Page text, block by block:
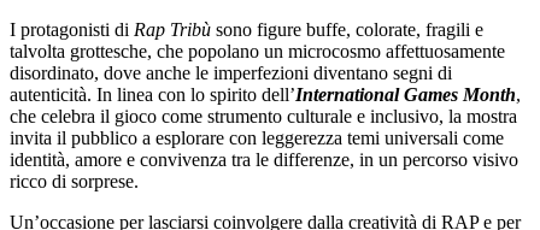
I protagonisti di Rap Tribù sono figure buffe, colorate, fragili e
talvolta grottesche, che popolano un microcosmo affettuosamente
disordinato, dove anche le imperfezioni diventano segni di
autenticità. In linea con lo spirito dell’International Games Month,
che celebra il gioco come strumento culturale e inclusivo, la mostra
invita il pubblico a esplorare con leggerezza temi universali come
identità, amore e convivenza tra le differenze, in un percorso visivo
ricco di sorprese.
Un’occasione per lasciarsi coinvolgere dalla creatività di RAP e per